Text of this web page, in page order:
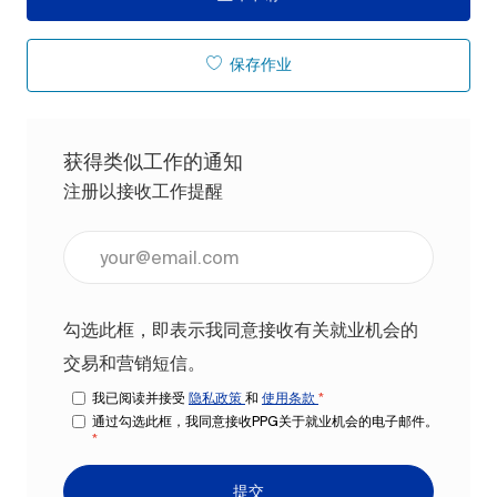
保存作业
获得类似工作的通知
注册以接收工作提醒
勾选此框，即表示我同意接收有关就业机会的
交易和营销短信。
我已阅读并接受 隐私政策 和 使用条款 *
通过勾选此框，我同意接收PPG关于就业机会的电子邮件。
*
提交